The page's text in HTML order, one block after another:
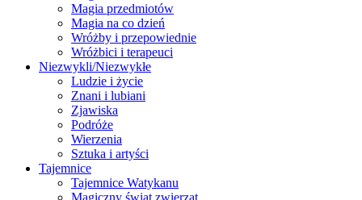
Magia przedmiotów
Magia na co dzień
Wróżby i przepowiednie
Wróżbici i terapeuci
Niezwykli/Niezwykłe
Ludzie i życie
Znani i lubiani
Zjawiska
Podróże
Wierzenia
Sztuka i artyści
Tajemnice
Tajemnice Watykanu
Magiczny świat zwierząt